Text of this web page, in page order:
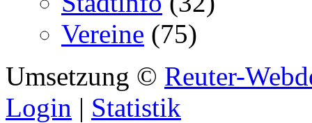
Vereine (75)
Umsetzung © Reuter-
Login | Statistik